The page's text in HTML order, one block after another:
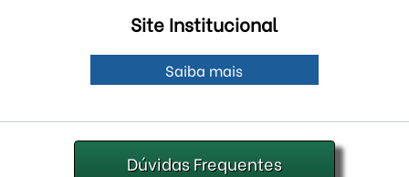
Site Institucional
Saiba mais
Dúvidas Frequentes